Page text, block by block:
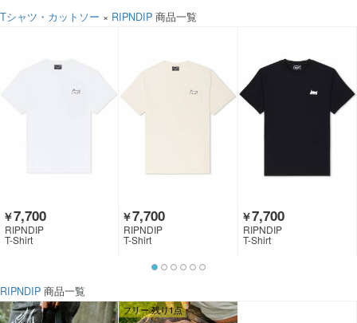
Tシャツ・カットソー × RIPNDIP 商品一覧
￥7,700
RIPNDIP
T-Shirt
￥7,700
RIPNDIP
T-Shirt
￥7,700
RIPNDIP
T-Shirt
RIPNDIP 商品一覧
フリー 残り1点